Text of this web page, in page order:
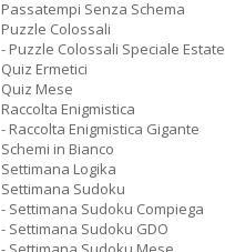
Passatempi Senza Schema
Puzzle Colossali
- Puzzle Colossali Speciale Estate
Quiz Ermetici
Quiz Mese
Raccolta Enigmistica
- Raccolta Enigmistica Gigante
Schemi in Bianco
Settimana Logika
Settimana Sudoku
- Settimana Sudoku Compiega
- Settimana Sudoku GDO